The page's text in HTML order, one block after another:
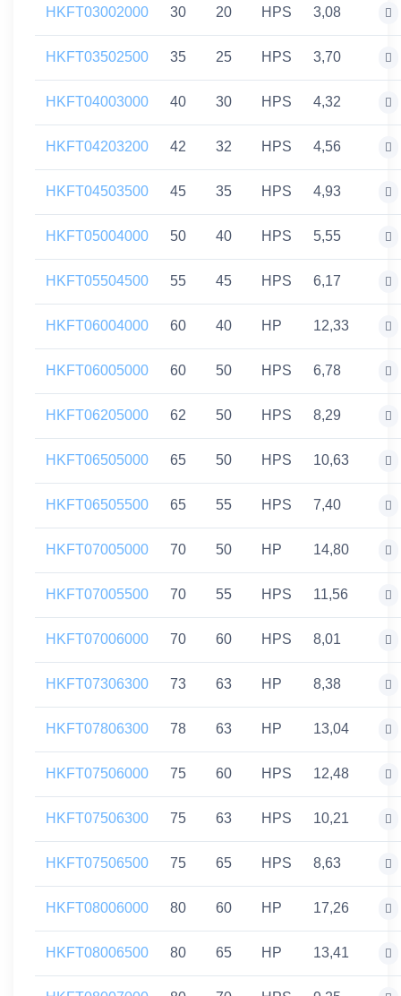
HKFT03002000 30 20 HPS 3,08
HKFT03502500 35 25 HPS 3,70
HKFT04003000 40 30 HPS 4,32
HKFT04203200 42 32 HPS 4,56
HKFT04503500 45 35 HPS 4,93
HKFT05004000 50 40 HPS 5,55
HKFT05504500 55 45 HPS 6,17
HKFT06004000 60 40 HP 12,33
HKFT06005000 60 50 HPS 6,78
HKFT06205000 62 50 HPS 8,29
HKFT06505000 65 50 HPS 10,63
HKFT06505500 65 55 HPS 7,40
HKFT07005000 70 50 HP 14,80
HKFT07005500 70 55 HPS 11,56
HKFT07006000 70 60 HPS 8,01
HKFT07306300 73 63 HP 8,38
HKFT07806300 78 63 HP 13,04
HKFT07506000 75 60 HPS 12,48
HKFT07506300 75 63 HPS 10,21
HKFT07506500 75 65 HPS 8,63
HKFT08006000 80 60 HP 17,26
HKFT08006500 80 65 HP 13,41